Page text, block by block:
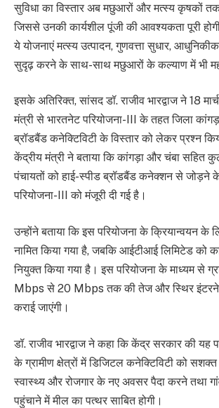
सुविधा का विस्तार अब मछुआरों और मत्स्य कृषकों तक
जिससे उनकी कार्यशील पूंजी की आवश्यकता पूरी
ये योजनाएं मत्स्य उत्पादन, गुणवत्ता सुधार,
सुदृढ़ करने के साथ-साथ मछुआरों के कल्याण में भी
इसके अतिरिक्त, सांसद डॉ. राजीव भारद्वाज ने 18
मंत्री से भारतनेट परियोजना-III के तहत जिला
ब्रॉडबैंड कनेक्टिविटी के विस्तार को लेकर प्रश्न
केंद्रीय मंत्री ने बताया कि कांगड़ा और चंबा सहित
पंचायतों को हाई-स्पीड ब्रॉडबैंड कनेक्शन से जोड़ने
परियोजना-III को मंजूरी दी गई है।
उन्होंने बताया कि इस परियोजना के क्रियान्वयन के
नामित किया गया है, जबकि आईटीआई लिमिटेड को
नियुक्त किया गया है। इस परियोजना के माध्यम से
Mbps से 20 Mbps तक की तेज और स्थिर
कराई जाएंगी।
डॉ. राजीव भारद्वाज ने कहा कि केंद्र सरकार की यह
के ग्रामीण क्षेत्रों में डिजिटल कनेक्टिविटी को सशक्त
स्वास्थ्य और रोजगार के नए अवसर पैदा करने तथा
पहुंचाने में मील का पत्थर साबित होगी।